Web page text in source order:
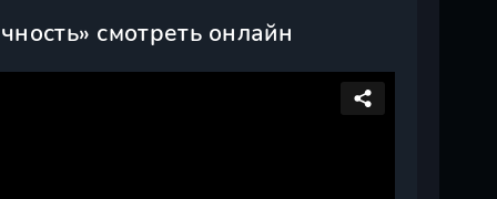
смотреть онлайн